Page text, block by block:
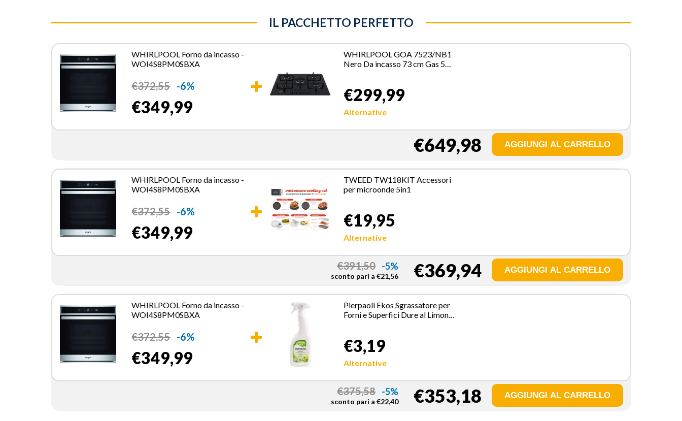
IL PACCHETTO PERFETTO
WHIRLPOOL Forno da incasso -
WOI4S8PM0SBXA
€372,55 -6%
€349,99
WHIRLPOOL GOA 7523/NB1
Nero Da incasso 73 cm Gas 5
€299,99
Alternative
€649,98
WHIRLPOOL Forno da incasso -
WOI4S8PM0SBXA
€372,55 -6%
€349,99
TWEED TW118KIT Accessori
per microonde 5in1
€19,95
Alternative
€391,50 -5%
sconto pari a €21,56 €369,94
WHIRLPOOL Forno da incasso -
WOI4S8PM0SBXA
€372,55 -6%
€349,99
Pierpaoli Ekos Sgrassatore per
Forni e Superfici Dure al Limone
€3,19
Alternative
€375,58 -5%
sconto pari a €22,40 €353,18